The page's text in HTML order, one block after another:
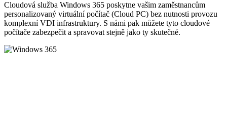
Cloudová služba Windows 365 poskytne vašim zaměstnancům
personalizovaný virtuální počítač (Cloud PC) bez nutnosti provozu
komplexní VDI infrastruktury. S námi pak můžete tyto cloudové
počítače zabezpečit a spravovat stejně jako ty skutečné.